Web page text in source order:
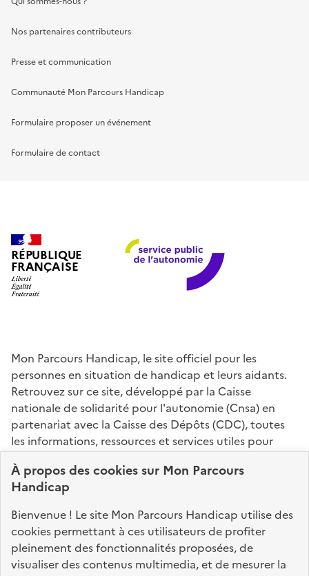
À propos descookiessur Mon Parcours
Handicap
Bienvenue ! Le site Mon Parcours Handicap utilise des
cookies permettant à ces utilisateurs de profiter
pleinement des fonctionnalités proposées, de
visualiser des contenus multimedia, et de mesurer la
Nos partenaires contributeurs
Presse et communication
Communauté Mon Parcours Handicap
Formulaire proposer un événement
Formulaire de contact
RÉPUBLIQUE
FRANÇAISE
Mon Parcours Handicap, le site officiel pour les
personnes en situation de handicap et leurs aidants.
Retrouvez sur ce site, développé par la Caisse
nationale de solidarité pour l'autonomie (Cnsa) en
partenariat avec la Caisse des Dépôts (CDC), toutes
les informations, ressources et services utiles pour
connaître vos droits, effectuer vos démarches,
identifier vos interlocuteurs.
Nos sites partenaires
info.gouv.fr service-public.fr legifrance.gouv.fr
data.gouv.fr